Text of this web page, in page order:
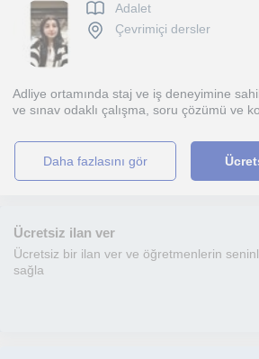
Adalet
Çevrimiçi dersler
Adliye ortamında staj ve iş deneyimine
ve sınav odaklı çalışma, soru çözümü ve
daha fazlasını gör
Ücretsiz ilan ver
Ücretsiz bir ilan ver ve öğretmenlerin
sağla